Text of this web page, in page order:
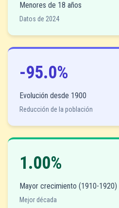
Menores de 18 años
Datos de 2024
-95.0%
Evolución desde 1900
Reducción de la población
1.00%
Mayor crecimiento (1910-1920)
Mejor década